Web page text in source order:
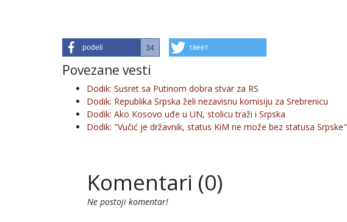
podeli 34 твеет
Povezane vesti
Dodik: Susret sa Putinom dobra stvar za RS
Dodik: Republika Srpska želi nezavisnu komisiju za Srebrenicu
Dodik: Ako Kosovo uđe u UN, stolicu traži i Srpska
Dodik: "Vučić je državnik, status KiM ne može bez statusa Srpske"
Komentari (0)
Ne postoji komentar!